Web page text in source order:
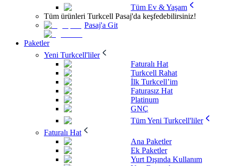
Tüm Ev & Yaşam
Tüm ürünleri Turkcell Pasaj'da keşfedebilirsiniz!
Pasaj'a Git
Paketler
Yeni Turkcell'liler
Faturalı Hat
Turkcell Rahat
İlk Turkcell’im
Faturasız Hat
Platinum
GNÇ
Tüm Yeni Turkcell'liler
Faturalı Hat
Ana Paketler
Ek Paketler
Yurt Dışında Kullanım